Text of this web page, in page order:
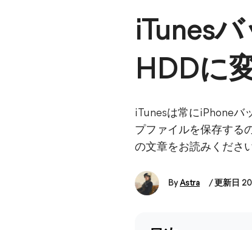
iTunes
HDDに
iTunesは常にiPhoneバ
プファイルを保存する
の文章をお読みください
ByAstra / 更新日